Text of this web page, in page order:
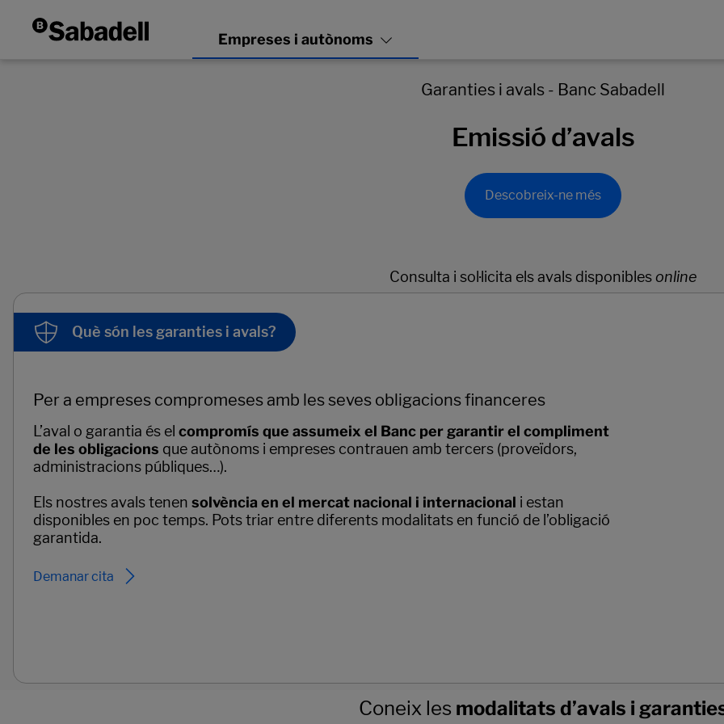
Garanties i avals - Banc Sabadell
Emissió d’avals
Descobreix-ne més
Consulta i sol·licita els avals disponibles online
Què són les garanties i avals?
Per a empreses compromeses amb les seves obligacions financeres
L’aval o garantia és el compromís que assumeix el Banc per garantir el compliment
de les obligacions que autònoms i empreses contrauen amb tercers (proveïdors,
administracions públiques…).
Els nostres avals tenen solvència en el mercat nacional i internacional i estan
disponibles en poc temps. Pots triar entre diferents modalitats en funció de l’obligació
garantida.
Demanar cita
Coneix les modalitats d’avals i